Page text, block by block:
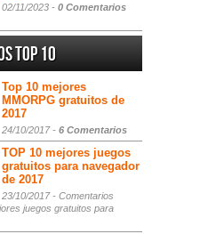
02/11/2023 - 0 Comentarios
Top 10
Top 10 mejores
MMORPG gratuitos de
2017
24/10/2017 - 6 Comentarios
TOP 10 mejores juegos
gratuitos para navegador
de 2017
23/10/2017 - Comentarios
juegos gratuitos para